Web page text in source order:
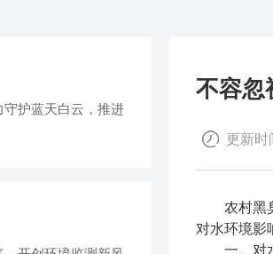
不容忽
更新时
农村黑
对水环境影
一、 对
守护蓝天白云，推进